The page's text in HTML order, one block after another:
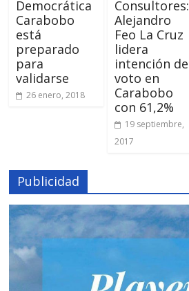
Democrática
Carabobo
está
preparado
para
validarse
26 enero, 2018
Consultores:
Alejandro
Feo La Cruz
lidera
intención de
voto en
Carabobo
con 61,2%
19 septiembre,
2017
Publicidad